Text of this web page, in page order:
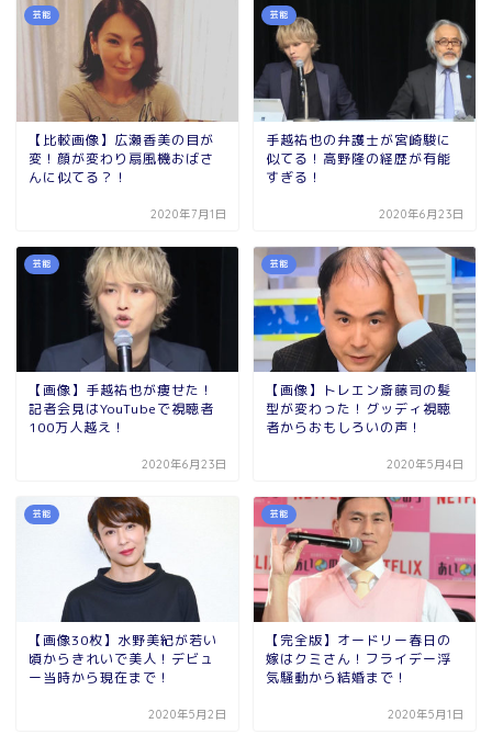
芸能
【比較画像】広瀬香美の目が
変！顔が変わり扇風機おばさ
んに似てる？！
2020年7月1日
芸能
手越祐也の弁護士が宮崎駿に
似てる！高野隆の経歴が有能
すぎる！
2020年6月23日
芸能
【画像】手越祐也が痩せた！
記者会見はYouTubeで視聴者
100万人越え！
2020年6月23日
芸能
【画像】トレエン斎藤司の髪
型が変わった！グッディ視聴
者からおもしろいの声！
2020年5月4日
芸能
【画像30枚】水野美紀が若い
頃からきれいで美人！デビュ
ー当時から現在まで！
2020年5月2日
芸能
【完全版】オードリー春日の
嫁はクミさん！フライデー浮
気騒動から結婚まで！
2020年5月1日